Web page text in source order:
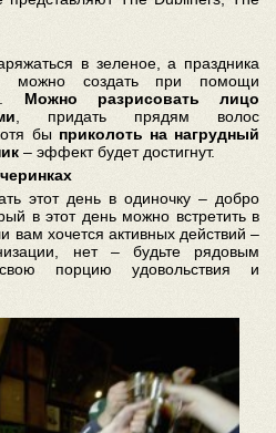
в зеленое, а праздника
можно создать при помощи
Можно разрисовать лицо
, придать прядям волос
бы приколоть на нагрудный
– эффект будет достигнут.
этот день в одиночку – добро
в этот день можно встретить в
вам хочется активных действий –
нет – будьте рядовым
порцию удовольствия и